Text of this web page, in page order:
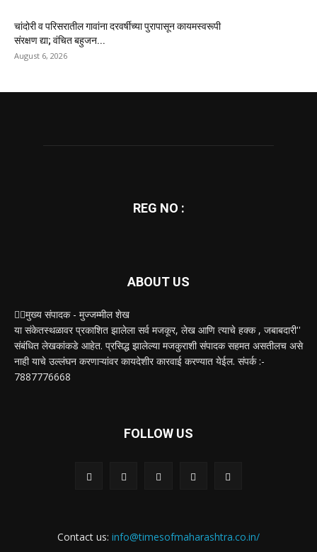
चांदोरी व परिसरातील गावांना दरवर्षीच्या पुरापासून कायमस्वरूपी
संरक्षण द्या; वंचित बहुजन...
August 6, 2026
REG NO :
ABOUT US
✍🏻मुख्य संपादक - मुज्जम्मील शेख
या संकेतस्थळावर प्रकाशित झालेला सर्व मजकूर, लेख आणि त्याचे हक्क , जबाबदारी''
संबंधित लेखकांकडे आहेत. प्रसिद्ध झालेल्या मजकुराशी संपादक सहमत असतीलच असे
नाही याचे उल्लंघन करणाऱ्यांवर कायदेशीर कारवाई करण्यात येईल. संपर्क :-
7887776668
FOLLOW US
Contact us: info@timesofmaharashtra.co.in/